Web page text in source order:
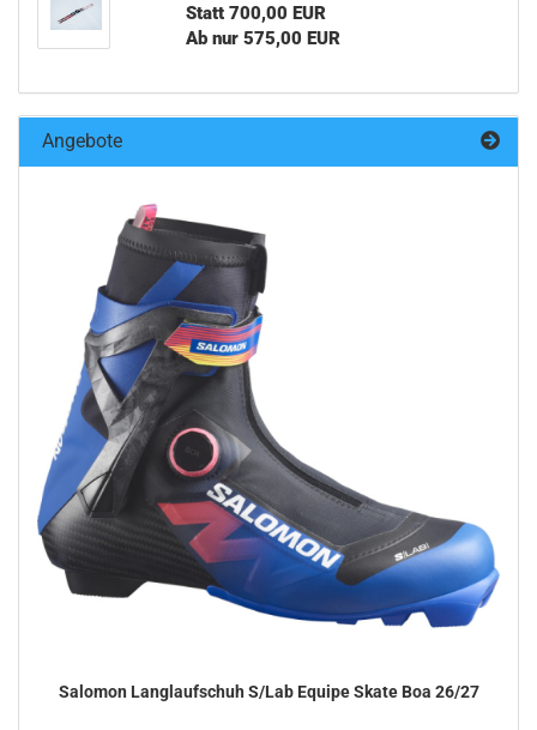
Statt 700,00 EUR
Ab nur 575,00 EUR
Angebote
Salomon Langlaufschuh S/Lab Equipe Skate Boa 26/27